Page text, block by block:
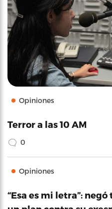
Opiniones
Terror a las 10 AM
0
Opiniones
“Esa es mi letra”: